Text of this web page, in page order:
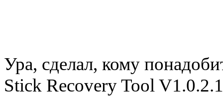
Ура, сделал, кому
Stick Recovery Tool